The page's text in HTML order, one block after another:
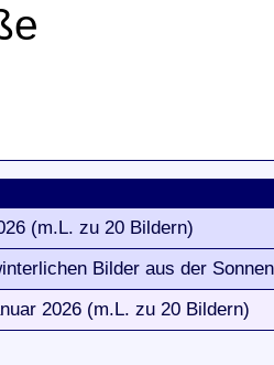
(m.L. zu 20 Bildern)
Bilder aus der
2026 (m.L. zu 20 Bildern)